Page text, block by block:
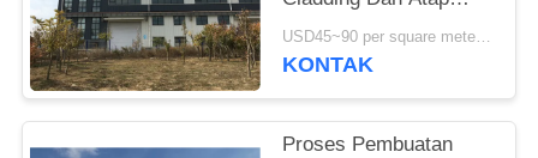
Berwarna-warni
USD45~90 per square meter MOQ:1000 meter persegi
KONTAK
Proses Pembuatan